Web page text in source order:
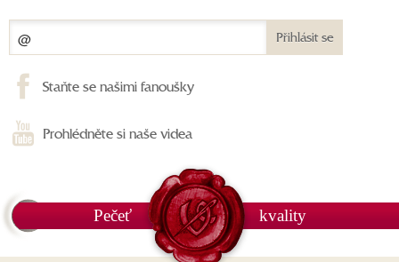
Přihlásit se
Staňte se našimi fanoušky
Prohlédněte si naše videa
Pečeť kvality